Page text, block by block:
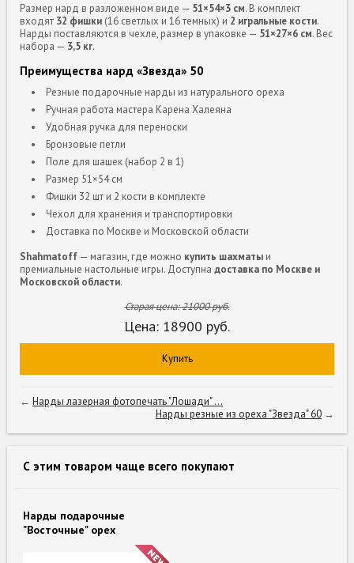
Размер нард в разложенном виде — 51×54×3 см. В комплект
входят 32 фишки (16 светлых и 16 темных) и 2 игральные кости.
Нарды поставляются в чехле, размер в упаковке — 51×27×6 см. Вес
набора — 3,5 кг.
Преимущества нард «Звезда» 50
Резные подарочные нарды из натурального ореха
Ручная работа мастера Карена Халеяна
Удобная ручка для переноски
Бронзовые петли
Поле для шашек (набор 2 в 1)
Размер 51×54 см
Фишки 32 шт и 2 кости в комплекте
Чехол для хранения и транспортировки
Доставка по Москве и Московской области
Shahmatoff — магазин, где можно купить шахматы и
премиальные настольные игры. Доступнадоставка по Москве и
Московской области.
Старая цена:21000руб.
Цена: 18900 руб.
Купить
←Нарды лазерная фотопечать "Лошади" ...
Нарды резные из ореха "Звезда" 60→
С этим товаром чаще всего покупают
Нарды подарочные
"Восточные" орех